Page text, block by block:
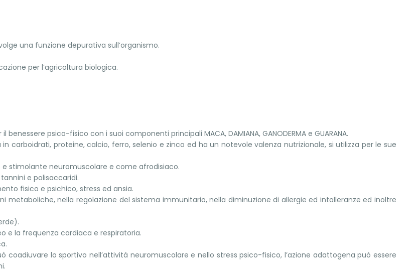
una funzione depurativa sull’organismo.
per l’agricoltura biologica.
psico-fisico con i suoi componenti principali MACA, DAMIANA, GANODERMA e GUARANA.
carboidrati, proteine, calcio, ferro, selenio e zinco ed ha un notevole valenza nutrizionale, si utilizza per le sue
stimolante neuromuscolare e come afrodisiaco.
e polisaccaridi.
fisico e psichico, stress ed ansia.
metaboliche, nella regolazione del sistema immunitario, nella diminuzione di allergie ed intolleranze ed inoltre
e la frequenza cardiaca e respiratoria.
coadiuvare lo sportivo nell’attività neuromuscolare e nello stress psico-fisico, l’azione adattogena può essere